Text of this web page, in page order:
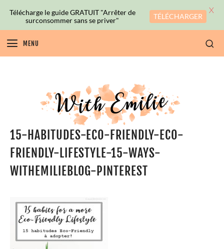
MENU
15-HABITUDES-ECO-FRIENDLY-ECO-
FRIENDLY-LIFESTYLE-15-WAYS-
WITHEMILIEBLOG-PINTEREST
Télécharge le guide GRATUIT "Arrêter de
surconsommer sans se priver"
TÉLÉCHARGER
X